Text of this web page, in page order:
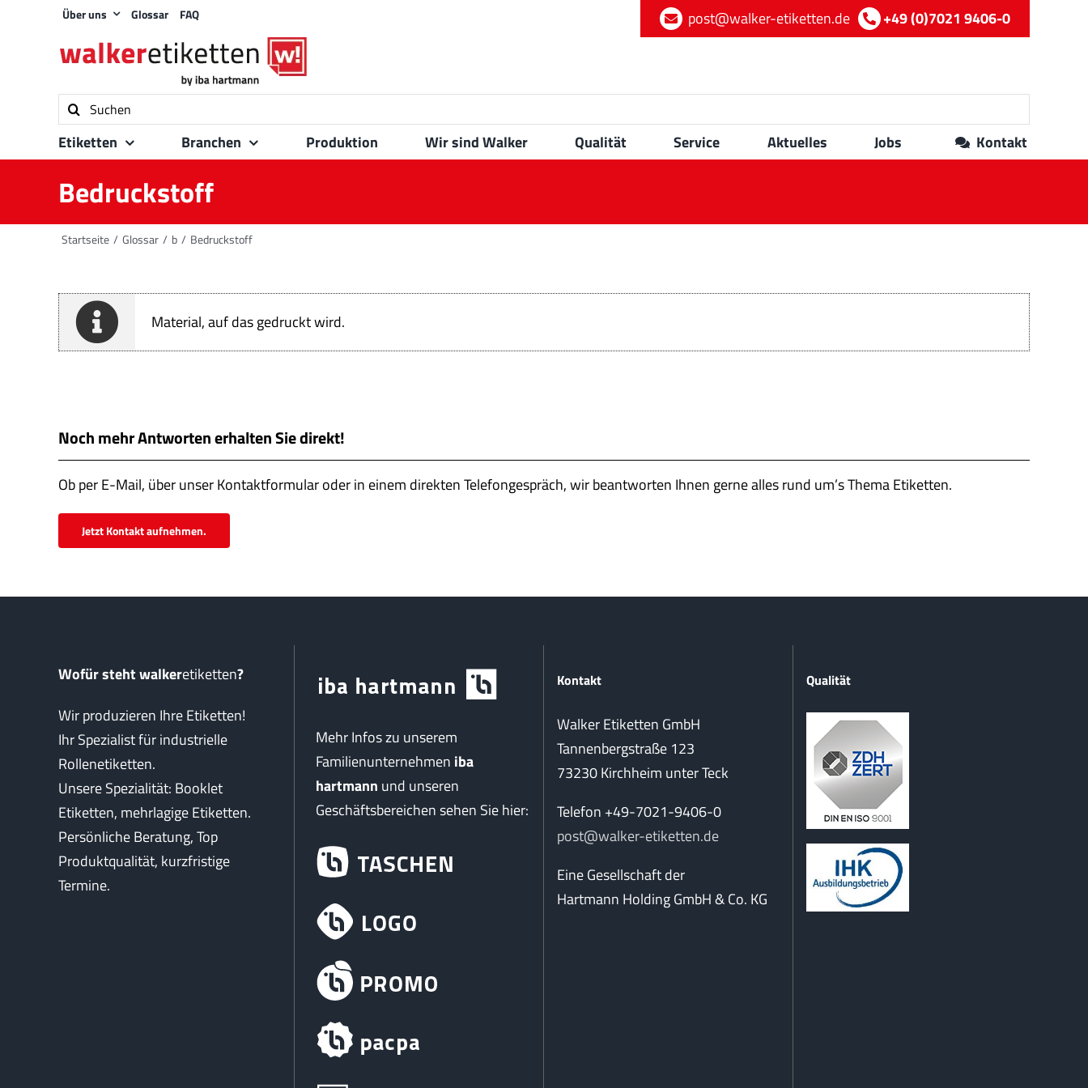
Über uns Glossar FAQ post@walker-etiketten.de +49 (0)7021 9406-0
Suche
nach:
Etiketten Branchen Produktion Wir sind Walker Qualität Service Aktuelles Jobs Kontakt
Bedruckstoff
Startseite Glossar b Bedruckstoff
Material, auf das gedruckt wird.
Noch mehr Antworten erhalten Sie direkt!
Ob per E-Mail, über unser Kontaktformular oder in einem direkten Telefongespräch, wir beantworten Ihnen gerne alles rund um’s Thema Etiketten.
Jetzt Kontakt aufnehmen.
Wofür steht walkeretiketten?
Wir produzieren Ihre Etiketten!
Ihr Spezialist für industrielle
Rollenetiketten.
Unsere Spezialität: Booklet
Etiketten, mehrlagige Etiketten.
Persönliche Beratung, Top
Produktqualität, kurzfristige
Termine.
Mehr Infos zu unserem
Familienunternehmen iba
hartmann und unseren
Geschäftsbereichen sehen Sie hier:
Kontakt
Walker Etiketten GmbH
Tannenbergstraße 123
73230 Kirchheim unter Teck
Telefon +49-7021-9406-0
post@walker-etiketten.de
Eine Gesellschaft der
Hartmann Holding GmbH & Co. KG
Qualität